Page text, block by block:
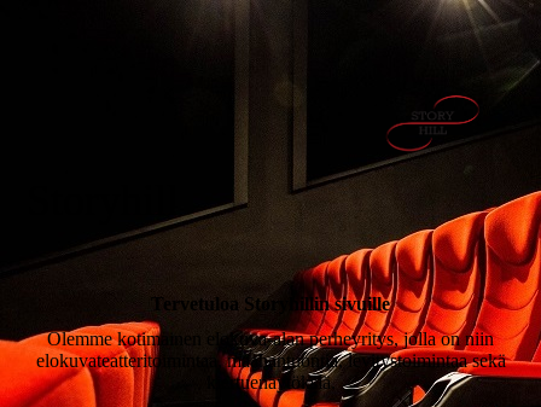
Storyhill
Tervetuloa Storyhillin sivuille
Olemme kotimainen elokuva-alan perheyritys, jolla on niin
elokuvateatteritoimintaa, maahantuontia, levitystoimintaa sekä
kiertuenäytöksiä.